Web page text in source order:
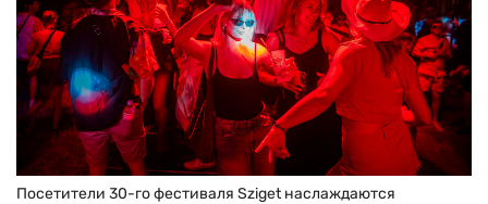
Посетители 30-го фестиваля Sziget наслаждаются